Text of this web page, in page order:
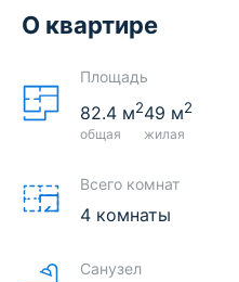
О квартире
Площадь
82.4 м2
общая
49 м2
жилая
Всего комнат
4 комнаты
Санузел